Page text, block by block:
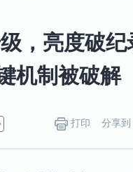
，亮度破纪
机制被破解
打印 分享到